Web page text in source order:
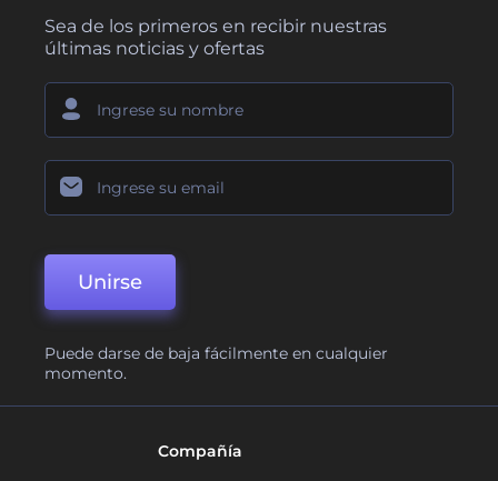
Sea de los primeros en recibir nuestras
últimas noticias y ofertas
Unirse
Puede darse de baja fácilmente en cualquier
momento.
Compañía